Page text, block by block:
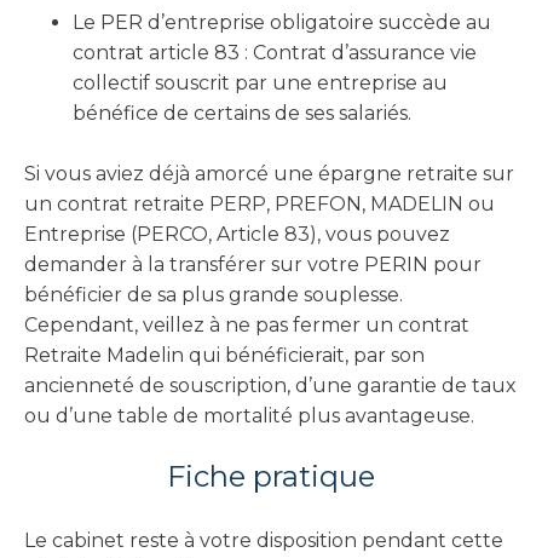
Le PER d’entreprise obligatoire succède au
contrat article 83 : Contrat d’assurance vie
collectif souscrit par une entreprise au
bénéfice de certains de ses salariés.
Si vous aviez déjà amorcé une épargne retraite sur
un contrat retraite PERP, PREFON, MADELIN ou
Entreprise (PERCO, Article 83), vous pouvez
demander à la transférer sur votre PERIN pour
bénéficier de sa plus grande souplesse.
Cependant, veillez à ne pas fermer un contrat
Retraite Madelin qui bénéficierait, par son
ancienneté de souscription, d’une garantie de taux
ou d’une table de mortalité plus avantageuse.
Fiche pratique
Le cabinet reste à votre disposition pendant cette